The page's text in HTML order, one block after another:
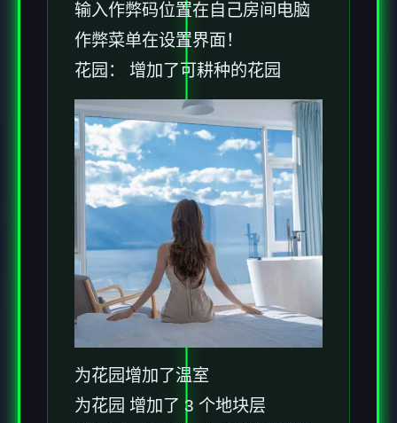
输入作弊码位置在自己房间电脑
作弊菜单在设置界面！
花园： 增加了可耕种的花园
为花园增加了温室
为花园 增加了 3 个地块层